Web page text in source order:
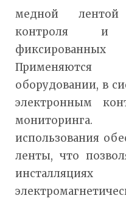
медной
контроля и
оборудовании, в
электронным
мониторинга.
использования
ленты, что